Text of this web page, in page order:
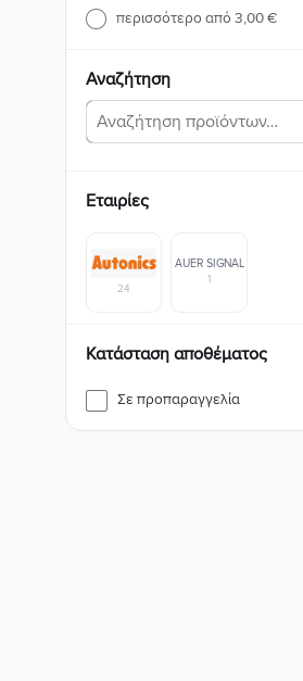
περισσότερο από 3,00 €
Αναζήτηση
Εταιρίες
24
AUER SIGNAL
1
Κατάσταση αποθέματος
Σε προπαραγγελία